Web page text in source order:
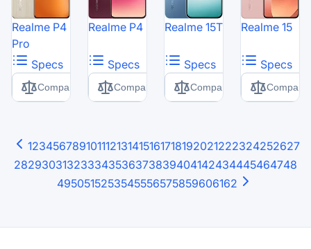
Realme P4
Pro
Specs
Comparer
Realme P4
Specs
Comparer
Realme 15T
Specs
Comparer
Realme 15
Specs
Comparer
123456789101112131415161718192021222324252627
282930313233343536373839404142434445464748
4950515253545556575859606162